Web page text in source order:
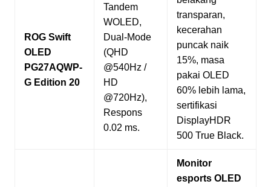
ROG Swift
OLED
PG27AQWP-
G Edition 20
Tandem
WOLED,
Dual-Mode
(QHD
@540Hz /
HD
@720Hz),
Respons
0.02 ms.
transparan,
kecerahan
puncak naik
15%, masa
pakai OLED
60% lebih lama,
sertifikasi
DisplayHDR
500 True Black.
Monitor
esports OLED